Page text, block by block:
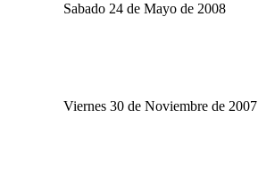
Sabado 24 de Mayo de 2008
Viernes 30 de Noviembre de 2007